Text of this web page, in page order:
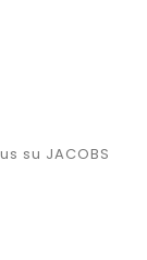
su JACOBS